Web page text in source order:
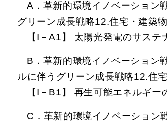
A．革新的環境イノベーション
グリーン成長戦略12.住宅・建築
【I－A1】 太陽光発電のサス
B．革新的環境イノベーション
ルに伴うグリーン成長戦略12.住
【I－B1】 再生可能エネルギ
C．革新的環境イノベーション